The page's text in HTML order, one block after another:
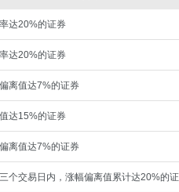
达20%的证券
达20%的证券
离值达7%的证券
达15%的证券
离值达7%的证券
个交易日内，涨幅偏离值累计达20%的